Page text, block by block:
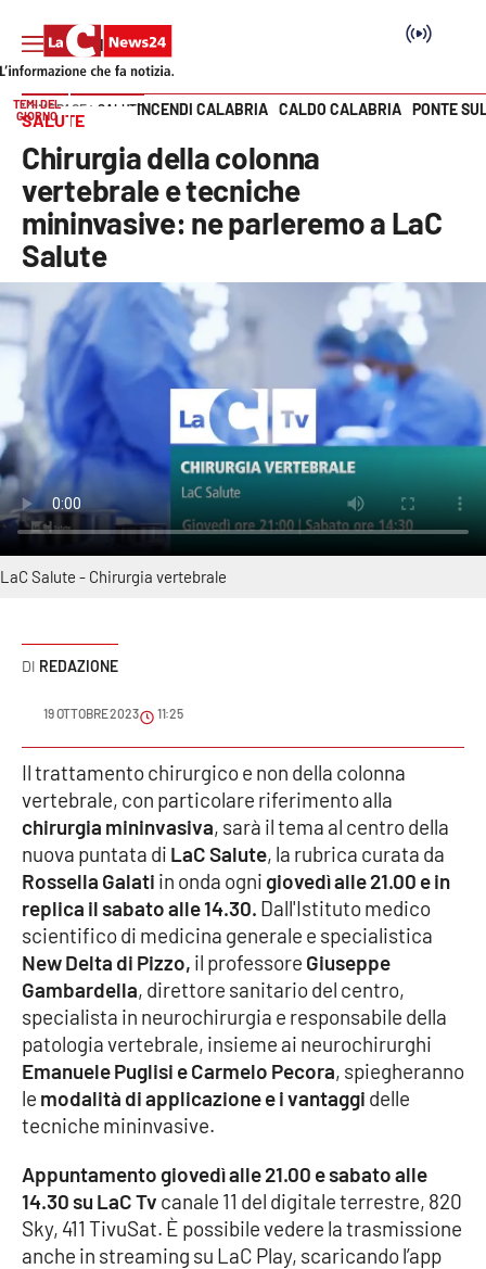
SEZIONI
Cronaca
Politica
Attualità
Economia e lavoro
Italia Mondo
Sanità
Sport
Podcast
Meteo
Editoriali
VIDEO
Ambiente
Cronaca
Cultura
Economia e Lavoro
Politica
Sanità
Società
Vai
TEMI DEL
GIORNO
INCENDI CALABRIA CALDO CALABRIA PONTE
HOME PAGE SALUTE
SALUTE
Chirurgia della colonna
vertebrale e tecniche
mininvasive: ne parleremo a LaC
Salute
LaC Salute - Chirurgia vertebrale
REDAZIONE
19 OTTOBRE 2023 11:25
Il trattamento chirurgico e non della colonna
vertebrale, con particolare riferimento alla
chirurgia mininvasiva, sarà il tema al centro della
nuova puntata di LaC Salute, la rubrica curata da
Rossella Galati in onda ogni giovedì alle 21.00 e in
replica il sabato alle 14.30. Dall'Istituto medico
scientifico di medicina generale e specialistica
New Delta di Pizzo, il professore Giuseppe
Gambardella, direttore sanitario del centro,
specialista in neurochirurgia e responsabile della
patologia vertebrale, insieme ai neurochirurghi
Emanuele Puglisi e Carmelo Pecora, spiegheranno
le modalità di applicazione e i vantaggi delle
tecniche mininvasive.
Appuntamento giovedì alle 21.00 e sabato alle
14.30 su LaC Tv canale 11 del digitale terrestre, 820
Sky, 411 TivuSat. È possibile vedere la trasmissione
anche in streaming su LaC Play, scaricando l’app